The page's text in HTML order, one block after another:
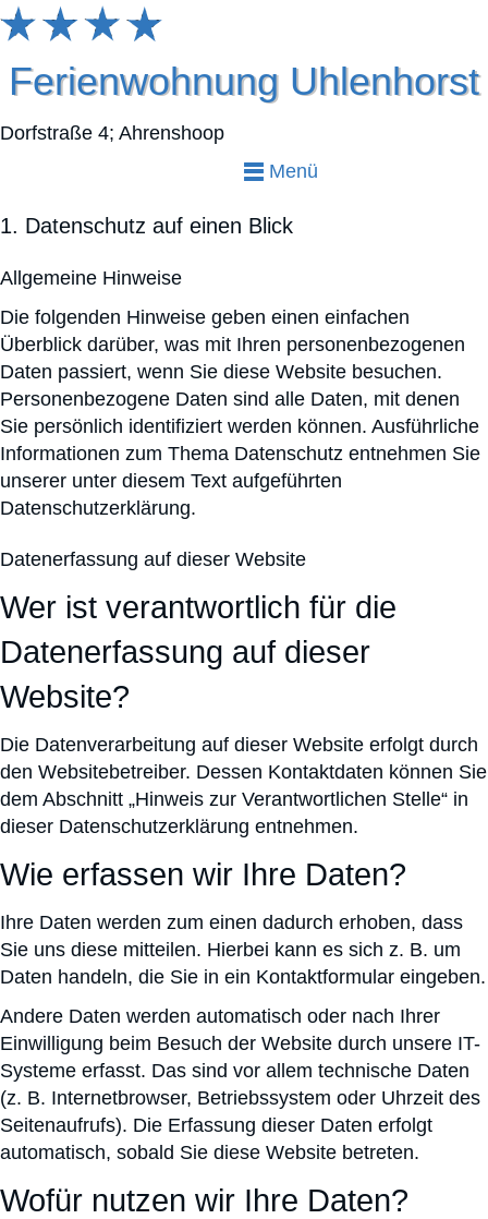
Ferienwohnung Uhlenhorst
Dorfstraße 4; Ahrenshoop
Menü
1. Datenschutz auf einen Blick
Allgemeine Hinweise
Die folgenden Hinweise geben einen einfachen
Überblick darüber, was mit Ihren personenbezogenen
Daten passiert, wenn Sie diese Website besuchen.
Personenbezogene Daten sind alle Daten, mit denen
Sie persönlich identifiziert werden können. Ausführliche
Informationen zum Thema Datenschutz entnehmen Sie
unserer unter diesem Text aufgeführten
Datenschutzerklärung.
Datenerfassung auf dieser Website
Wer ist verantwortlich für die
Datenerfassung auf dieser
Website?
Die Datenverarbeitung auf dieser Website erfolgt durch
den Websitebetreiber. Dessen Kontaktdaten können Sie
dem Abschnitt „Hinweis zur Verantwortlichen Stelle“ in
dieser Datenschutzerklärung entnehmen.
Wie erfassen wir Ihre Daten?
Ihre Daten werden zum einen dadurch erhoben, dass
Sie uns diese mitteilen. Hierbei kann es sich z. B. um
Daten handeln, die Sie in ein Kontaktformular eingeben.
Andere Daten werden automatisch oder nach Ihrer
Einwilligung beim Besuch der Website durch unsere IT-
Systeme erfasst. Das sind vor allem technische Daten
(z. B. Internetbrowser, Betriebssystem oder Uhrzeit des
Seitenaufrufs). Die Erfassung dieser Daten erfolgt
automatisch, sobald Sie diese Website betreten.
Wofür nutzen wir Ihre Daten?